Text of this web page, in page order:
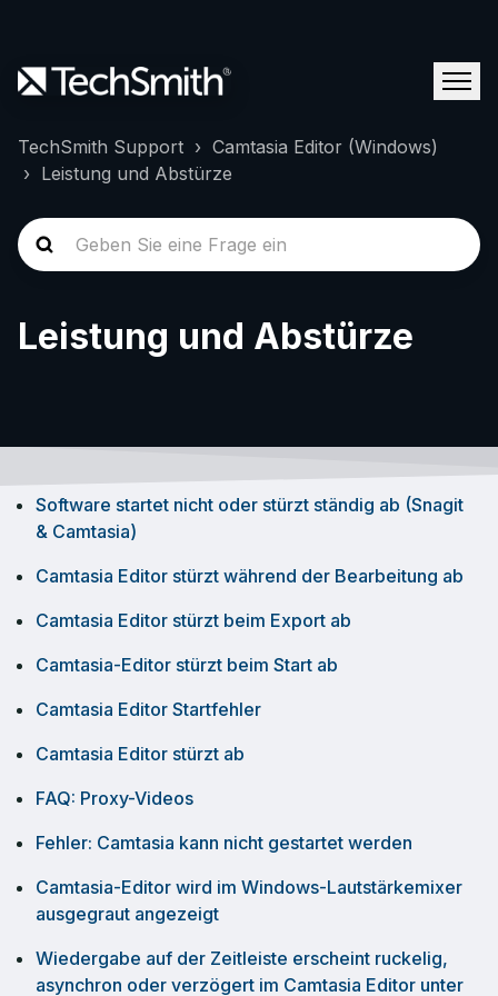
TechSmith Support
Camtasia Editor (Windows)
Leistung und Abstürze
Leistung und Abstürze
Software startet nicht oder stürzt ständig ab (Snagit
& Camtasia)
Camtasia Editor stürzt während der Bearbeitung ab
Camtasia Editor stürzt beim Export ab
Camtasia-Editor stürzt beim Start ab
Camtasia Editor Startfehler
Camtasia Editor stürzt ab
FAQ: Proxy-Videos
Fehler: Camtasia kann nicht gestartet werden
Camtasia-Editor wird im Windows-Lautstärkemixer
ausgegraut angezeigt
Wiedergabe auf der Zeitleiste erscheint ruckelig,
asynchron oder verzögert im Camtasia Editor unter